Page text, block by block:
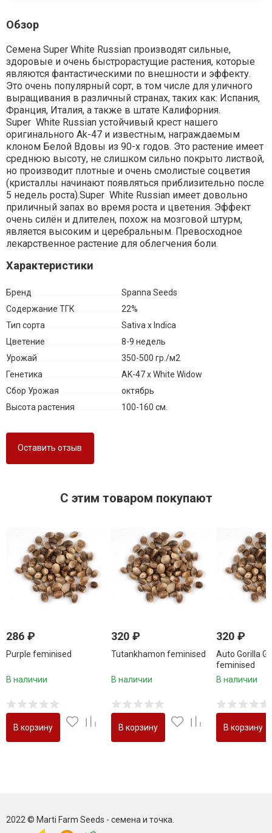
Обзор
Семена Super White Russian производят сильные,
здоровые и очень быстрорастущие растения, которые
являются фантастическими по внешности и эффекту.
Это очень популярный сорт, в том числе для уличного
выращивания в различный странах, таких как: Испания,
Франция, Италия, а также в штате Калифорния.
Super White Russian устойчивый крест нашего
оригинального Ak-47 и известным, награждаемым
клоном Белой Вдовы из 90-х годов. Это растение имеет
среднюю высоту, не слишком сильно покрыто листвой,
но производит плотные и очень смолистые соцветия
(кристаллы начинают появляться приблизительно после
5 недель роста).Super White Russian имеет довольно
приличный запах во время роста и цветения. Эффект
очень силён и длителен, похож на мозговой штурм,
является высоким и церебральным. Превосходное
лекарственное растение для облегчения боли.
Характеристики
Бренд
Spanna Seeds
Содержание ТГК
22%
Тип сорта
Sativa x Indica
Цветение
8-9 недель
Урожай
350-500 гр./м2
Генетика
AK-47 x White Widow
Сбор Урожая
октябрь
Высота растения
100-160 см.
Оставить отзыв
C этим товаром покупают
286 ₽
Purple feminised
В наличии
В корзину
320 ₽
Tutankhamon feminised
В наличии
В корзину
320 ₽
Auto Gorilla
feminised
В наличии
В корзину
2022 © Marti Farm Seeds - семена и точка.